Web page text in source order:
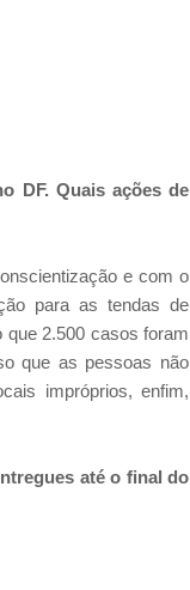
DF. Quais ações de
e com o
para as tendas de
que 2.500 casos foram
que as pessoas não
impróprios, enfim,
até o final do